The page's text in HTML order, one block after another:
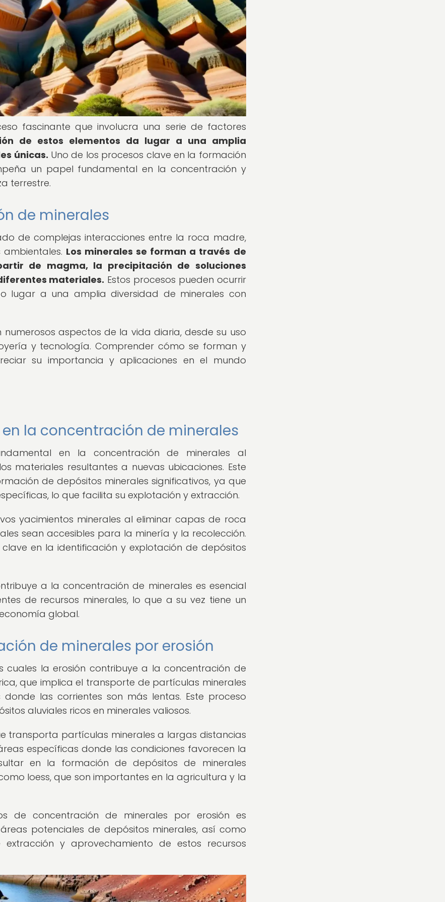
fascinante que involucra una serie de factores
de estos elementos da lugar a una amplia
únicas. Uno de los procesos clave en la formación
un papel fundamental en la concentración y
terrestre.
de minerales
de complejas interacciones entre la roca madre,
Los minerales se forman a través de
de magma, la precipitación de soluciones
materiales. Estos procesos pueden ocurrir
lugar a una amplia diversidad de minerales con
numerosos aspectos de la vida diaria, desde su uso
y tecnología. Comprender cómo se forman y
su importancia y aplicaciones en el mundo
la concentración de minerales
en la concentración de minerales al
materiales resultantes a nuevas ubicaciones. Este
de depósitos minerales significativos, ya que
lo que facilita su explotación y extracción.
yacimientos minerales al eliminar capas de roca
sean accesibles para la minería y la recolección.
en la identificación y explotación de depósitos
a la concentración de minerales es esencial
de recursos minerales, lo que a su vez tiene un
global.
de minerales por erosión
cuales la erosión contribuye a la concentración de
que implica el transporte de partículas minerales
las corrientes son más lentas. Este proceso
aluviales ricos en minerales valiosos.
transporta partículas minerales a largas distancias
específicas donde las condiciones favorecen la
en la formación de depósitos de minerales
loess, que son importantes en la agricultura y la
de concentración de minerales por erosión es
potenciales de depósitos minerales, así como
y aprovechamiento de estos recursos